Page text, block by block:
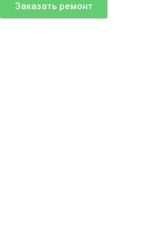
Заказать ремонт